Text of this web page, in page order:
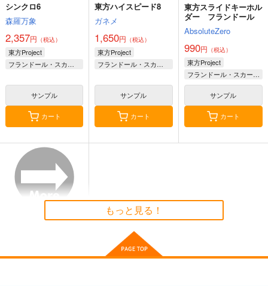
寂光寂
滅 ～ The Truth of th
e Cessation of Dukk
Demetori
1,320円（税込）
東方Project 博麗霊夢
サンプル
東方剛欲異聞～水没し
た沈愁地獄
黄昏フロンティア
2,200円（税込）
東方Project
サンプル
シンクロ4
森羅万象
1,572
上白沢慧音
サンプル
森羅万象 東方
ット
サンプル
作品詳細
東方スライドキーホル
サンプル
シンクロ6
森羅万象
2,357円 （税込）
東方Project
フランドール・スカーレット
サンプル
カート
東方ハイスピード8
ガネメ
1,650円 （税込）
東方Project
フランドール・スカーレット
サンプル
カート
東方スライドキーホル
ダー フランドール
AbsoluteZero
990円 （税込）
東方Project
フランドール・スカーレット
サンプル
カート
もっと見る！